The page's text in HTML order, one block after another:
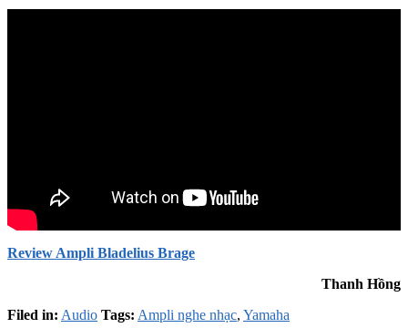
Review Ampli Bladelius Brage
Thanh Hồng
Filed in: Audio Tags: Ampli nghe nhạc, Yamaha